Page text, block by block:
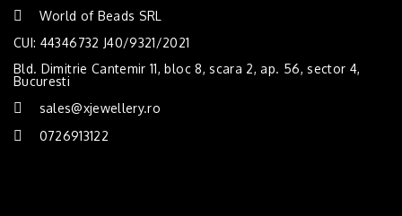
World of Beads SRL
CUI: 44346732 J40/9321/2021
Bld. Dimitrie Cantemir 11, bloc 8, scara 2, ap. 56, sector 4,
Bucuresti
sales@xjewellery.ro
0726913122